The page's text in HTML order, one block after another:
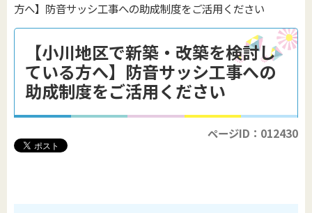
方へ】防音サッシ工事への助成制度をご活用ください
【小川地区で新築・改築を検討し
ている方へ】防音サッシ工事への
助成制度をご活用ください
ページID：012430